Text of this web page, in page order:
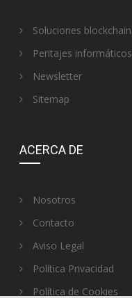
Soluciones blockchain
Peritajes informáticos
Newsletter
Sitemap
ACERCA DE
Nosotros
Contacto
Aviso Legal
Política Privacidad
Política de Cookies